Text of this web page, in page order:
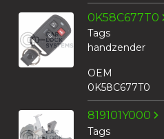
0K58C677T0
Tags
handzender
OEM
0K58C677T0
819101Y000
Tags